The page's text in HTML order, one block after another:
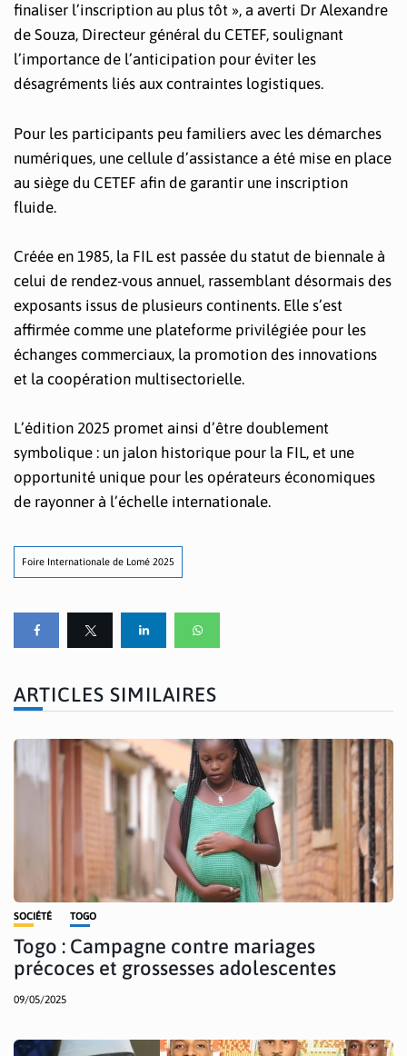
finaliser l’inscription au plus tôt », a averti Dr Alexandre
de Souza, Directeur général du CETEF, soulignant
l’importance de l’anticipation pour éviter les
désagréments liés aux contraintes logistiques.
Pour les participants peu familiers avec les démarches
numériques, une cellule d’assistance a été mise en place
au siège du CETEF afin de garantir une inscription
fluide.
Créée en 1985, la FIL est passée du statut de biennale à
celui de rendez-vous annuel, rassemblant désormais des
exposants issus de plusieurs continents. Elle s’est
affirmée comme une plateforme privilégiée pour les
échanges commerciaux, la promotion des innovations
et la coopération multisectorielle.
L’édition 2025 promet ainsi d’être doublement
symbolique : un jalon historique pour la FIL, et une
opportunité unique pour les opérateurs économiques
de rayonner à l’échelle internationale.
Foire Internationale de Lomé 2025
ARTICLES SIMILAIRES
SOCIÉTÉ TOGO
Togo : Campagne contre mariages
précoces et grossesses adolescentes
09/05/2025